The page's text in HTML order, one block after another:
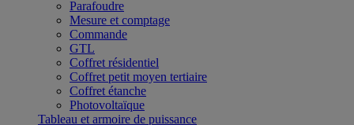
Parafoudre
Mesure et comptage
Commande
GTL
Coffret résidentiel
Coffret petit moyen tertiaire
Coffret étanche
Photovoltaïque
Tableau et armoire de puissance